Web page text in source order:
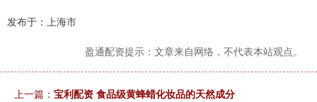
发布于：上海市
盈通配资提示：文章来自网络，不代表本站观点。
上一篇： 宝利配资 食品级黄蜂蜡化妆品的天然成分